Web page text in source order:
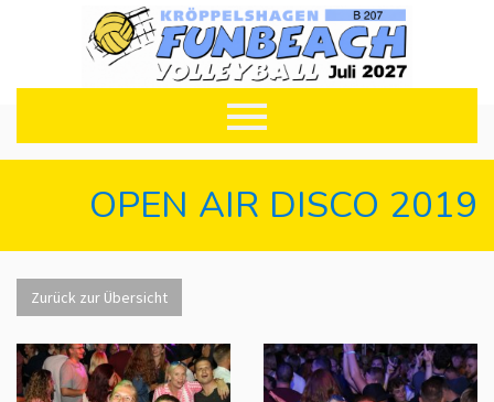
OPEN AIR DISCO 2019
Zurück zur Übersicht